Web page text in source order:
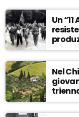
Un
la
Nel
tra i